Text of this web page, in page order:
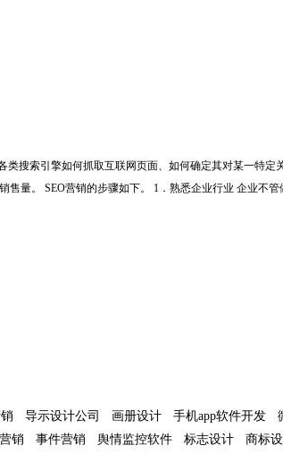
类搜索引擎如何抓取互联网页面、如何确定其对某一特
售量。 SEO营销的步骤如下。 1．熟悉企业行业 企业不
导示设计公司 画册设计 手机app软件开发
销 事件营销 舆情监控软件 标志设计 商标